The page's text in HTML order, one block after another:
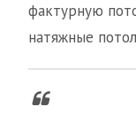
фактурную
натяжные